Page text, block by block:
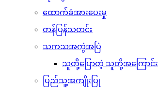
ထောက်ခံအားပေးမှု
တန်ပြန်သတင်း
သကသအကွဲအပြဲ
သူတို့ပြောတဲ့ သူတို့အကြောင်း
ပြည်သူ့အကျိုးပြု